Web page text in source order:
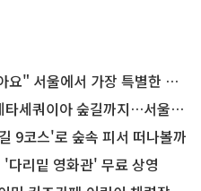
에서 가장 특별한 편의점의 정체
아 숲길까지…서울둘레길 15코스
9코스'로 숲속 피서 떠나볼까
다리밑 영화관' 무료 상영